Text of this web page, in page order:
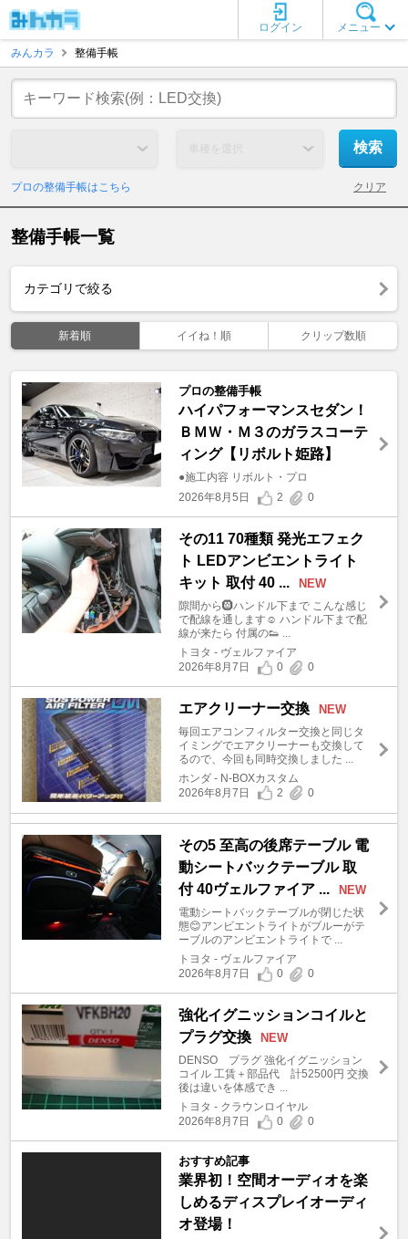
メニュー
ログイン
みんカラ
整備手帳
クリア
プロの整備手帳はこちら
整備手帳一覧
カテゴリで絞る
新着順 イイね！順 クリップ数順
プロの整備手帳
ハイパフォーマンスセダン！
ＢＭＷ・Ｍ３のガラスコーテ
ィング【リボルト姫路】
●施工内容 リボルト・プロ
2026年8月5日
2 0
その11 70種類 発光エフェク
ト LEDアンビエントライト
キット 取付 40 ...
NEW
隙間から🛞ハンドル下まで こんな感じ
で配線を通します☺️ ハンドル下まで配
線が来たら 付属の👟 ...
トヨタ - ヴェルファイア
2026年8月7日
0 0
エアクリーナー交換 NEW
毎回エアコンフィルター交換と同じタ
イミングでエアクリーナーも交換して
るので、今回も同時交換しました ...
ホンダ - N-BOXカスタム
2026年8月7日
2 0
その5 至高の後席テーブル 電
動シートバックテーブル 取
付 40ヴェルファイア ...
NEW
電動シートバックテーブルが閉じた状
態😊アンビエントライトがブルーがテ
ーブルのアンビエントライトで ...
トヨタ - ヴェルファイア
2026年8月7日
0 0
強化イグニッションコイルと
プラグ交換
NEW
DENSO プラグ 強化イグニッション
コイル 工賃＋部品代 計52500円 交換
後は違いを体感でき ...
トヨタ - クラウンロイヤル
2026年8月7日
0 0
おすすめ記事
業界初！空間オーディオを楽
しめるディスプレイオーディ
オ登場！